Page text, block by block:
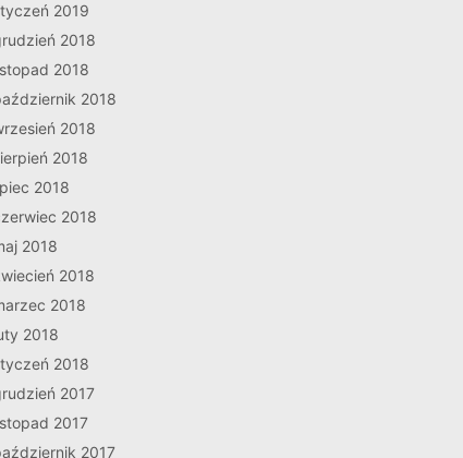
2019
2018
2018
2018
2018
2018
2018
2018
2018
2018
2018
2018
2018
2017
2017
2017